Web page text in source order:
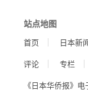
站点地图
首页 日本新
评论
专栏
《日本华侨报》电